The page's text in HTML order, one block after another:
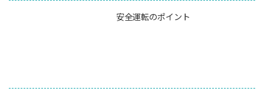
安全運転のポイント